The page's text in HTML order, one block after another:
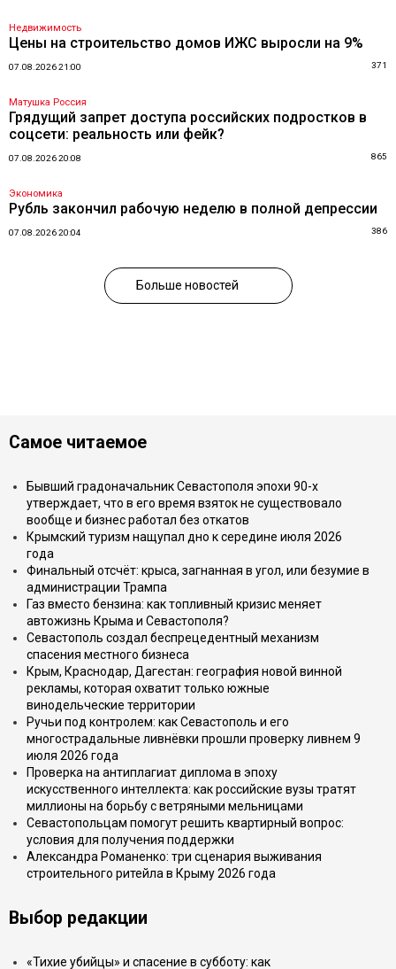
Недвижимость
Цены на строительство домов ИЖС выросли на 9%
07.08.2026 21:00 371
Матушка Россия
Грядущий запрет доступа российских подростков в
соцсети: реальность или фейк?
07.08.2026 20:08 865
Экономика
Рубль закончил рабочую неделю в полной депрессии
07.08.2026 20:04 386
Больше новостей
Самое читаемое
Бывший градоначальник Севастополя эпохи 90-х
утверждает, что в его время взяток не существовало
вообще и бизнес работал без откатов
Крымский туризм нащупал дно к середине июля 2026
года
Финальный отсчёт: крыса, загнанная в угол, или безумие в
администрации Трампа
Газ вместо бензина: как топливный кризис меняет
автожизнь Крыма и Севастополя?
Севастополь создал беспрецедентный механизм
спасения местного бизнеса
Крым, Краснодар, Дагестан: география новой винной
рекламы, которая охватит только южные
винодельческие территории
Ручьи под контролем: как Севастополь и его
многострадальные ливнёвки прошли проверку ливнем 9
июля 2026 года
Проверка на антиплагиат диплома в эпоху
искусственного интеллекта: как российские вузы тратят
миллионы на борьбу с ветряными мельницами
Севастопольцам помогут решить квартирный вопрос:
условия для получения поддержки
Александра Романенко: три сценария выживания
строительного ритейла в Крыму 2026 года
Выбор редакции
«Тихие убийцы» и спасение в субботу: как